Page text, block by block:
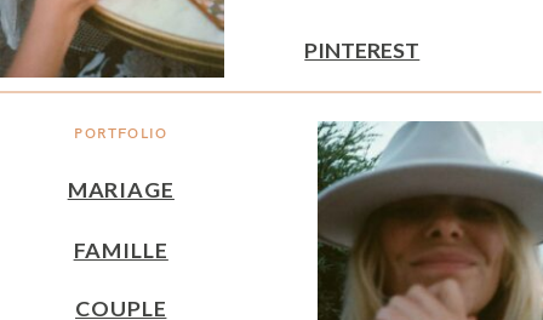
PORTFOLIO
MARIAGE
FAMILLE
PINTEREST
COUPLE